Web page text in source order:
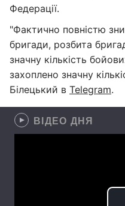
Федерації.
"Фактично повністю
бригади, розбита
значну кількість
захоплено значну
Білецький в Telegram.
ВІДЕО ДНЯ